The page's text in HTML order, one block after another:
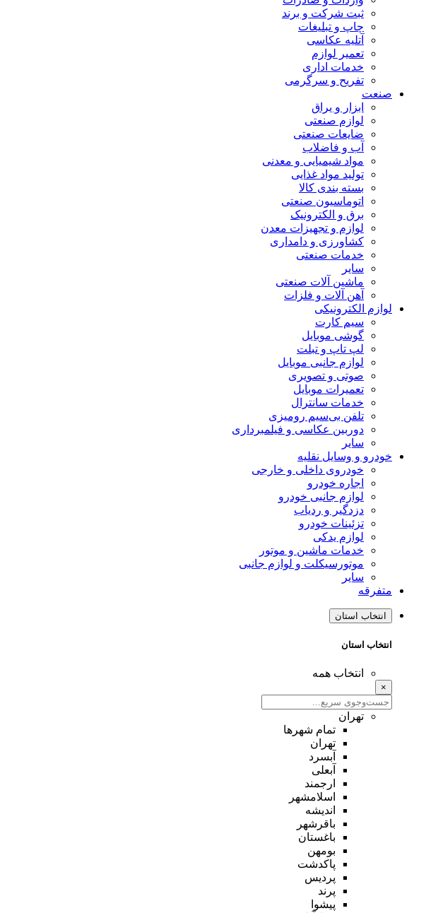
ثبت شرکت و برند
چاپ و تبلیغات
آتلیه عکاسی
تعمیر لوازم
خدمات اداری
تفریح و سرگرمی
صنعت
ابزار و یراق
لوازم صنعتی
ضایعات صنعتی
آب و فاضلاب
مواد شیمیایی و معدنی
تولید مواد غذایی
بسته بندی کالا
اتوماسیون صنعتی
برق و الکترونیک
لوازم و تجهیزات معدن
کشاورزی و دامداری
خدمات صنعتی
سایر
ماشین آلات صنعتی
آهن آلات و فلزات
لوازم الکترونیکی
سیم کارت
گوشی موبایل
لپ تاپ و تبلت
لوازم جانبی موبایل
صوتی و تصویری
تعمیرات موبایل
خدمات سانترال
تلفن بی‌سیم رومیزی
دوربین عکاسی و فیلمبرداری
سایر
خودرو و وسایل نقلیه
خودروی داخلی و خارجی
اجاره خودرو
لوازم جانبی خودرو
دزدگیر و ردیاب
تزئینات خودرو
لوازم یدکی
خدمات ماشین و موتور
موتورسیکلت و لوازم جانبی
سایر
متفرقه
انتخاب استان
انتخاب استان
انتخاب همه
×
تهران
تمام شهر‌ها
تهران
آبسرد
آبعلی
ارجمند
اسلامشهر
اندیشه
باقرشهر
باغستان
بومهن
پاکدشت
پردیس
پرند
پیشوا